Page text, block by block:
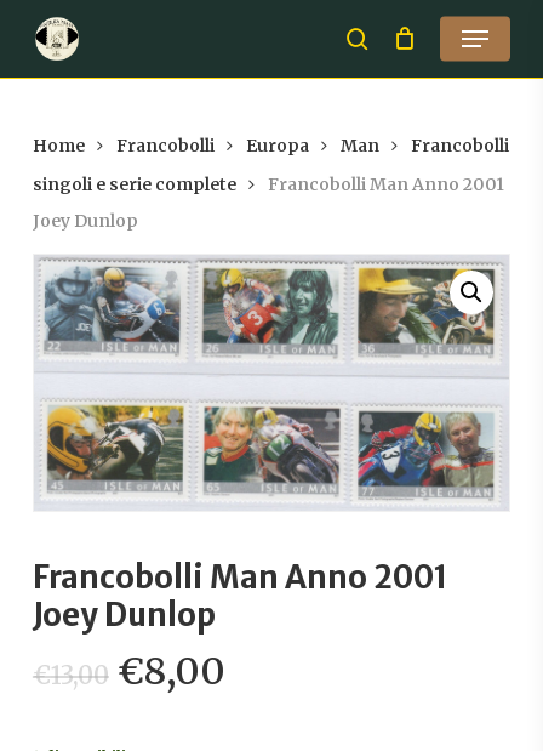
main
search
Menu
Home Francobolli Europa Man
Francobolli
singoli e serie complete
Francobolli Man Anno 2001
Joey Dunlop
Francobolli Man Anno 2001
Joey Dunlop
€13,00 Il
prezzo
€8,00
Close